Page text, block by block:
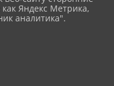
Яндекс Метрика,
аналитика".